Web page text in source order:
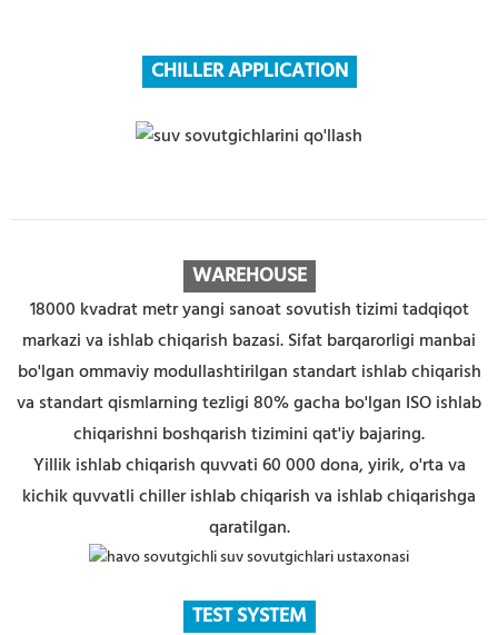
CHILLER APPLICATION
WAREHOUSE
18000 kvadrat metr yangi sanoat sovutish tizimi tadqiqot
markazi va ishlab chiqarish bazasi. Sifat barqarorligi manbai
bo'lgan ommaviy modullashtirilgan standart ishlab chiqarish
va standart qismlarning tezligi 80% gacha bo'lgan ISO ishlab
chiqarishni boshqarish tizimini qat'iy bajaring.
Yillik ishlab chiqarish quvvati 60 000 dona, yirik, o'rta va
kichik quvvatli chiller ishlab chiqarish va ishlab chiqarishga
qaratilgan.
TEST SYSTEM